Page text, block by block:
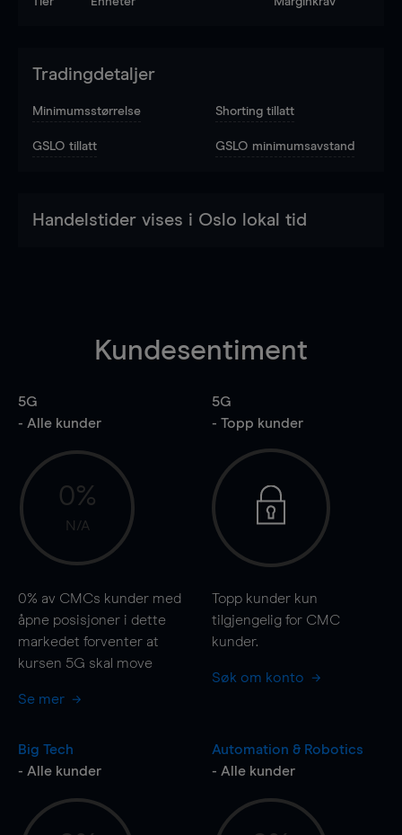
Tradingdetaljer
Minimumsstørrelse Shorting tillatt
GSLO tillatt GSLO minimumsavstand
Handelstider vises i Oslo lokal tid
Kundesentiment
5G
- Alle kunder
0%
N/A
0% av CMCs kunder med
åpne posisjoner i dette
markedet forventer at
kursen 5G skal move
Se mer
5G
- Topp kunder
Topp kunder kun
tilgjengelig for CMC
kunder.
Søk om konto
Big Tech
- Alle kunder
Automation & Robotics
- Alle kunder